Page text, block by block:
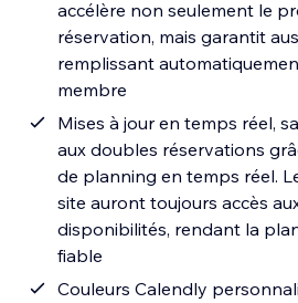
accélère non seulement le
réservation, mais garantit
remplissant
membre
Mises à jour en temps réel,
aux doubles réservations
de planning en temps réel.
site auront toujours accès
disponibilités, rendant la
fiable
Couleurs Calendly